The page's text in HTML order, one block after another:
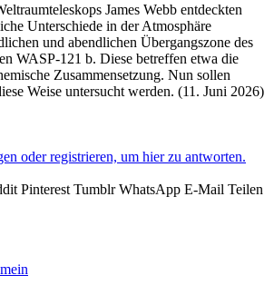
James Webb entdeckten
Unterschiede in der Atmosphäre
und abendlichen Übergangszone des
WASP-121 b. Diese betreffen etwa die
Zusammensetzung. Nun sollen
Weise untersucht werden. (11. Juni 2026)
oder registrieren, um hier zu antworten.
Pinterest Tumblr WhatsApp E-Mail Teilen